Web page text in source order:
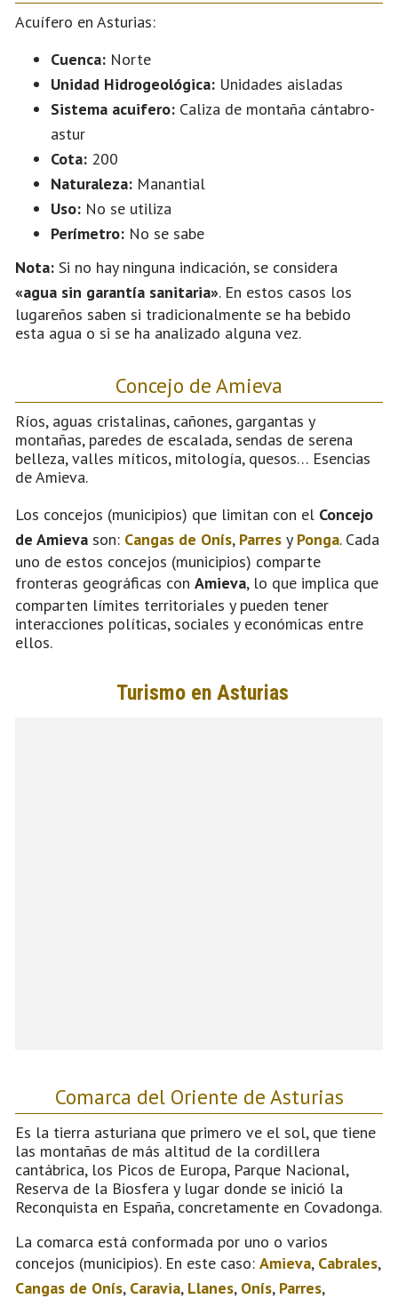
Acuífero en Asturias:
Cuenca: Norte
Unidad Hidrogeológica: Unidades aisladas
Sistema acuifero: Caliza de montaña cántabro-
astur
Cota: 200
Naturaleza: Manantial
Uso: No se utiliza
Perímetro: No se sabe
Nota: Si no hay ninguna indicación, se considera
«agua sin garantía sanitaria». En estos casos los
lugareños saben si tradicionalmente se ha bebido
esta agua o si se ha analizado alguna vez.
Concejo de Amieva
Ríos, aguas cristalinas, cañones, gargantas y
montañas, paredes de escalada, sendas de serena
belleza, valles míticos, mitología, quesos… Esencias
de Amieva.
Los concejos (municipios) que limitan con el Concejo
de Amieva son: Cangas de Onís, Parres y Ponga. Cada
uno de estos concejos (municipios) comparte
fronteras geográficas con Amieva, lo que implica que
comparten límites territoriales y pueden tener
interacciones políticas, sociales y económicas entre
ellos.
Comarca del Oriente de Asturias
Es la tierra asturiana que primero ve el sol, que tiene
las montañas de más altitud de la cordillera
cantábrica, los Picos de Europa, Parque Nacional,
Reserva de la Biosfera y lugar donde se inició la
Reconquista en España, concretamente en Covadonga.
La comarca está conformada por uno o varios
concejos (municipios). En este caso: Amieva, Cabrales,
Cangas de Onís, Caravia, Llanes, Onís, Parres,